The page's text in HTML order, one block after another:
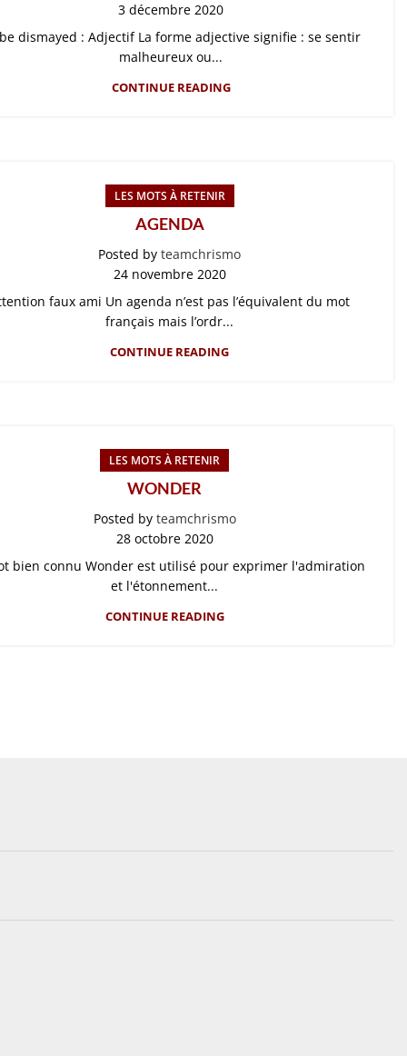
3 décembre 2020
dismayed : Adjectif La forme adjective signifie : se sentir
malheureux ou...
CONTINUE READING
LES MOTS À RETENIR
AGENDA
Posted by teamchrismo
24 novembre 2020
faux ami Un agenda n’est pas l’équivalent du mot
français mais l’ordr...
CONTINUE READING
LES MOTS À RETENIR
WONDER
Posted by teamchrismo
28 octobre 2020
bien connu Wonder est utilisé pour exprimer l'admiration
et l'étonnement...
CONTINUE READING